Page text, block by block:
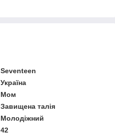
Seventeen
Україна
Мом
Завищена талія
Молодіжний
42